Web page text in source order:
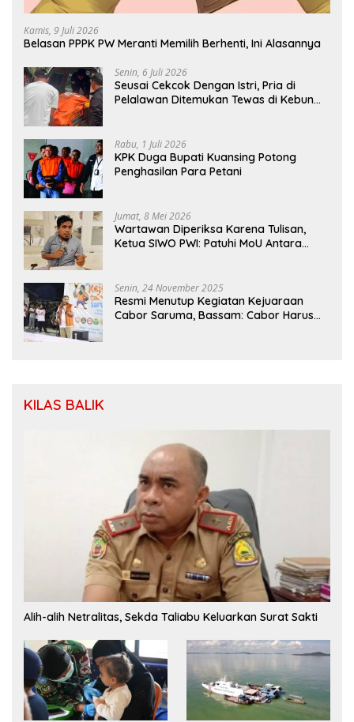
Kamis, 9 Juli 2026
Belasan PPPK PW Meranti Memilih Berhenti, Ini Alasannya
Senin, 6 Juli 2026
Seusai Cekcok Dengan Istri, Pria di
Pelalawan Ditemukan Tewas di Kebun
Rabu, 1 Juli 2026
KPK Duga Bupati Kuansing Potong
Penghasilan Para Petani
Jumat, 8 Mei 2026
Wartawan Diperiksa Karena Tulisan,
Ketua SIWO PWI: Patuhi MoU Antara
Senin, 24 November 2025
Resmi Menutup Kegiatan Kejuaraan
Cabor Saruma, Bassam: Cabor Harus
KILAS BALIK
Alih-alih Netralitas, Sekda Taliabu Keluarkan Surat Sakti